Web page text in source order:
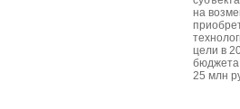
на
цели в
бюджета
25 млн